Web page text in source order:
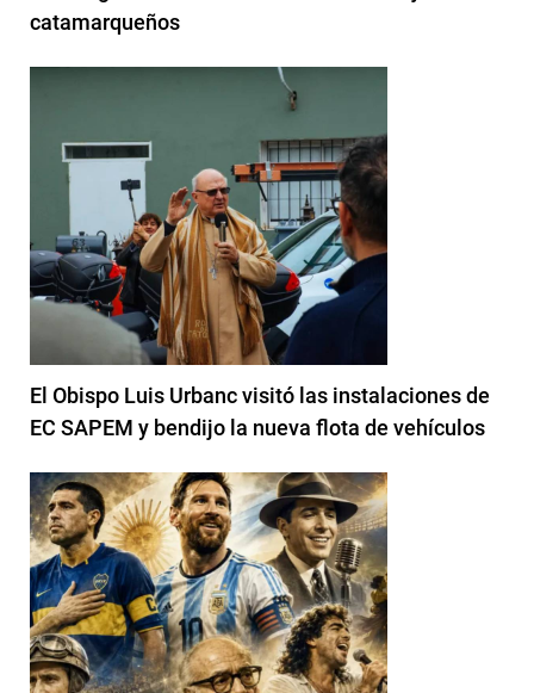
catamarqueños
El Obispo Luis Urbanc visitó las instalaciones de
EC SAPEM y bendijo la nueva flota de vehículos